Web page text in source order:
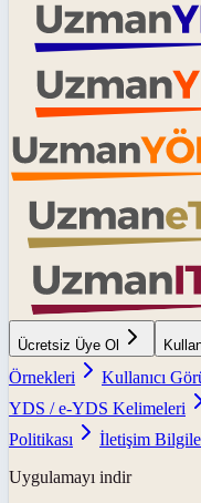
Ücretsiz Üye Ol
Örnekleri
Kullanıcı
YDS / e-YDS Kelimeleri
Politikası
İletişim
Uygulamayı indir